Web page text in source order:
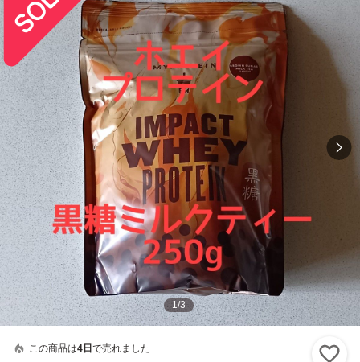
1/3
この商品は4日 で売れました